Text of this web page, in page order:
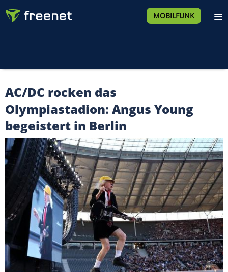
MOBILFUNK
AC/DC rocken das
Olympiastadion: Angus Young
begeistert in Berlin